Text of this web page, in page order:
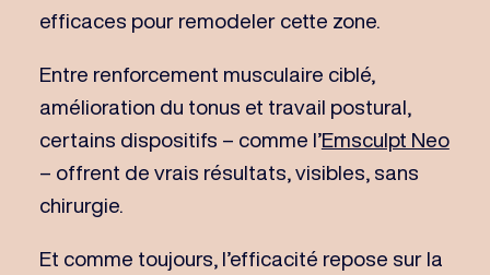
efficaces pour remodeler cette zone.
Entre renforcement musculaire ciblé,
amélioration du tonus et travail postural,
certains dispositifs – comme l’Emsculpt Neo
– offrent de vrais résultats, visibles, sans
chirurgie.
Et comme toujours, l’efficacité repose sur la